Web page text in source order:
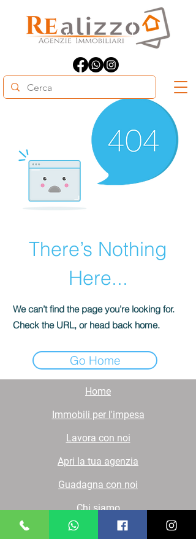
There’s Nothing
Here...
We can’t find the page you’re looking for.
Check the URL, or head back home.
Go Home
Home
Immobili per l'impesa
Lavora con noi
Apri la tua agenzia
Guadagna con noi
Chi siamo